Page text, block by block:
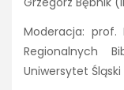
Moderacja: prof.
Regionalnych
Uniwersytet